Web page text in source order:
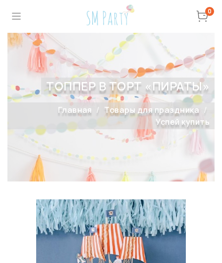
0
ТОППЕР В ТОРТ «ПИРАТЫ»
Главная
Товары для праздника
Успей купить